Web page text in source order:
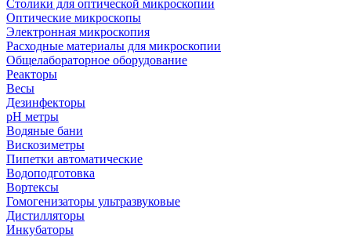
Столики для оптической микроскопии
Оптические микроскопы
Электронная микроскопия
Расходные материалы для микроскопии
Общелабораторное оборудование
Реакторы
Весы
Дезинфекторы
рН метры
Водяные бани
Вискозиметры
Пипетки автоматические
Водоподготовка
Вортексы
Гомогенизаторы ультразвуковые
Дистилляторы
Инкубаторы